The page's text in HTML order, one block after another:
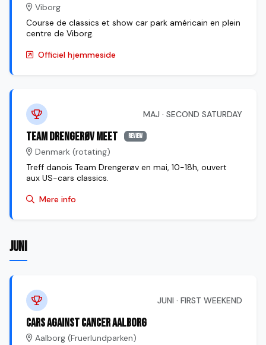
Viborg
Course de classics et show car park américain en plein
centre de Viborg.
Officiel hjemmeside
MAJ · SECOND SATURDAY
Team Drengerøv Meet review
Denmark (rotating)
Treff danois Team Drengerøv en mai, 10-18h, ouvert
aux US-cars classics.
Mere info
JUNI
JUNI · FIRST WEEKEND
Cars Against Cancer Aalborg
Aalborg (Fruerlundparken)